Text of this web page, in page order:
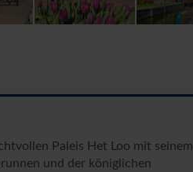
Paleis Het Loo mit seinem
und der königlichen